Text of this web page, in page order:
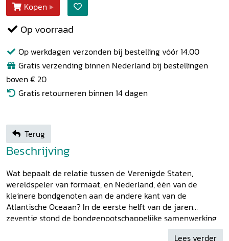
Kopen
Op voorraad
Op werkdagen verzonden bij bestelling vóór 14.00
Gratis verzending binnen Nederland bij bestellingen
boven € 20
Gratis retourneren binnen 14 dagen
Terug
Beschrijving
Wat bepaalt de relatie tussen de Verenigde Staten,
wereldspeler van formaat, en Nederland, één van de
kleinere bondgenoten aan de andere kant van de
Atlantische Oceaan? In de eerste helft van de jaren
zeventig stond de bondgenootschappelijke samenwerking
onder druk door een verre oorlog, een kwakkelende
Lees verder